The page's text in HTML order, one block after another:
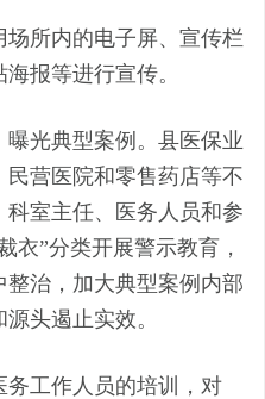
所内的电子屏、宣传栏
报等进行宣传。
曝光典型案例 。 县医保业
营医院和零售药店等不
科室主任、医务人员和参
衣”分类开展警示教育，
治，加大典型案例内部
头遏止实效。
务工作人员的培训，对